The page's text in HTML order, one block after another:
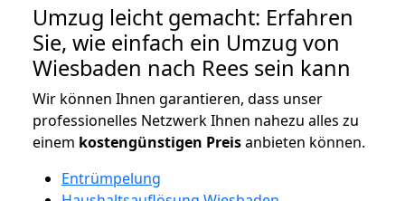
Umzug leicht gemacht: Erfahren
Sie, wie einfach ein Umzug von
Wiesbaden nach Rees sein kann
Wir können Ihnen garantieren, dass unser
professionelles Netzwerk Ihnen nahezu alles zu
einem kostengünstigen Preisanbieten können.
Entrümpelung